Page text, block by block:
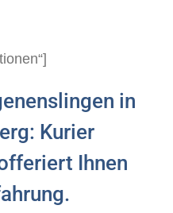
in
Kurier
Ihnen